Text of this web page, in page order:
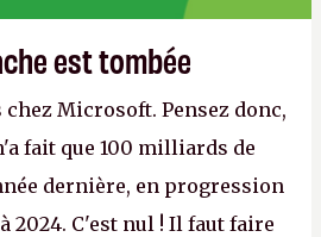
est tombée
Microsoft. Pensez donc,
fait que 100 milliards de
dernière, en progression
2024. C'est nul ! Il faut faire